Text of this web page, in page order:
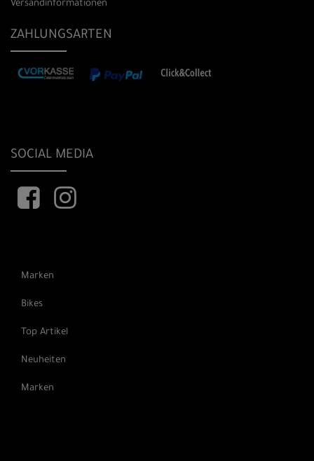
Versandinformationen
ZAHLUNGSARTEN
SOCIAL MEDIA
Marken
Bikes
Top Artikel
Neuheiten
Marken